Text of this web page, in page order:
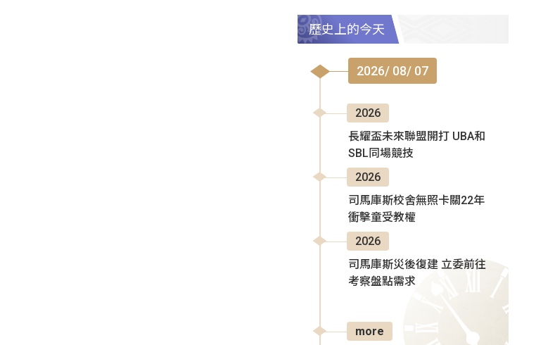
歷史上的今天
2026/ 08/ 07
2026
長耀盃未來聯盟開打 UBA和
SBL同場競技
2026
司馬庫斯校舍無照卡關22年
衝擊童受教權
2026
司馬庫斯災後復建 立委前往
考察盤點需求
more